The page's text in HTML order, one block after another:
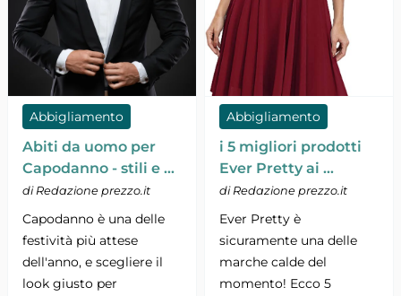
Abbigliamento
Abiti da uomo per
Capodanno - stili e …
di Redazione prezzo.it
Capodanno è una delle
festività più attese
dell'anno, e scegliere il
look giusto per
Abbigliamento
i 5 migliori prodotti
Ever Pretty ai …
di Redazione prezzo.it
Ever Pretty è
sicuramente una delle
marche calde del
momento! Ecco 5